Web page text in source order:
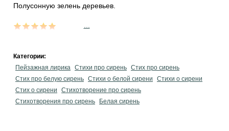
Полусонную зелень деревьев.
Категории:
Пейзажная лирика Стихи про сирень Стих про сирень
Стих про белую сирень Стихи о белой сирени
Стихи о сирени
Стих о сирени
Стихотворение про сирень
Стихотворения про сирень
Белая сирень